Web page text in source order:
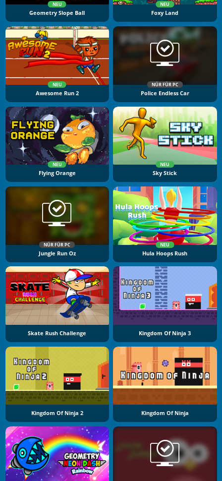
NEU
Geometry Slope Ball
NEU
Foxy Land
NEU
Awesome Run 2
NÜR FÜR PC
Police Endless Car
NEU
Flying Orange
NEU
Sky Stick
NÜR FÜR PC
Jungle Run Oz
NEU
Hula Hoops Rush
Skate Rush Challenge Kingdom Of Ninja 3
Kingdom Of Ninja 2 Kingdom Of Ninja